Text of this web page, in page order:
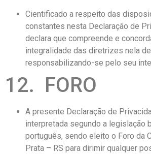
Cientificado a respeito das
constantes nesta Declaração de
declara que compreende e
integralidade das diretrizes nela
responsabilizando-se pelo seu
12. FORO
A presente Declaração de
interpretada segundo a legislação
português, sendo eleito o Foro da
Prata – RS para dirimir qualquer